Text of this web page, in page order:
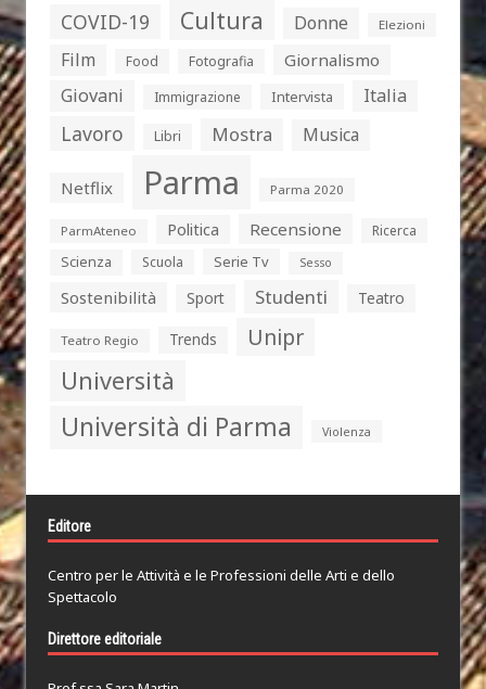
COVID-19 Cultura Donne Elezioni
Film Food Fotografia Giornalismo
Giovani Immigrazione Intervista Italia
Lavoro Libri Mostra Musica
Netflix Parma Parma 2020
ParmAteneo Politica Recensione
Ricerca
Scienza
Scuola Serie Tv Sesso
Sostenibilità Sport Studenti Teatro
Teatro Regio Trends Unipr
Università
Università di Parma Violenza
Editore
Centro per le Attività e le Professioni delle Arti e dello
Spettacolo
Direttore editoriale